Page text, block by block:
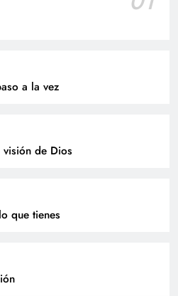
a la vez
visión de Dios
que tienes